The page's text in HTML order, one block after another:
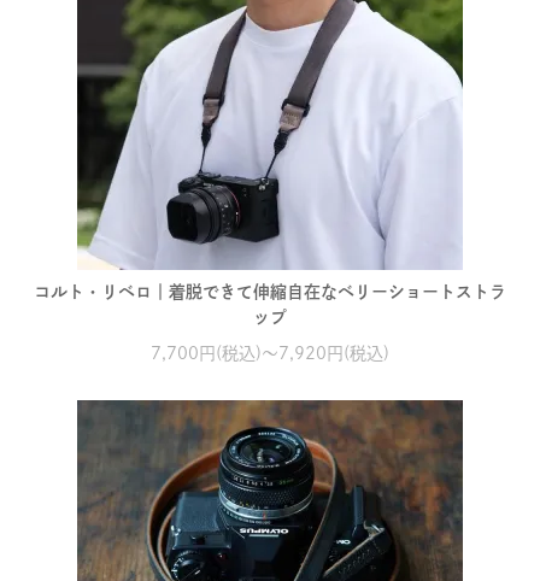
コルト・リベロ｜着脱できて伸縮自在なベリーショートストラ
ップ
7,700円(税込)～7,920円(税込)